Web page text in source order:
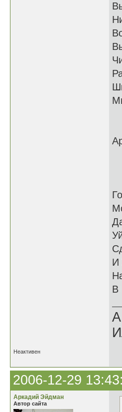
И
В
Неактивен
2006-12-29
Аркадий Эйдман
Автор сайта